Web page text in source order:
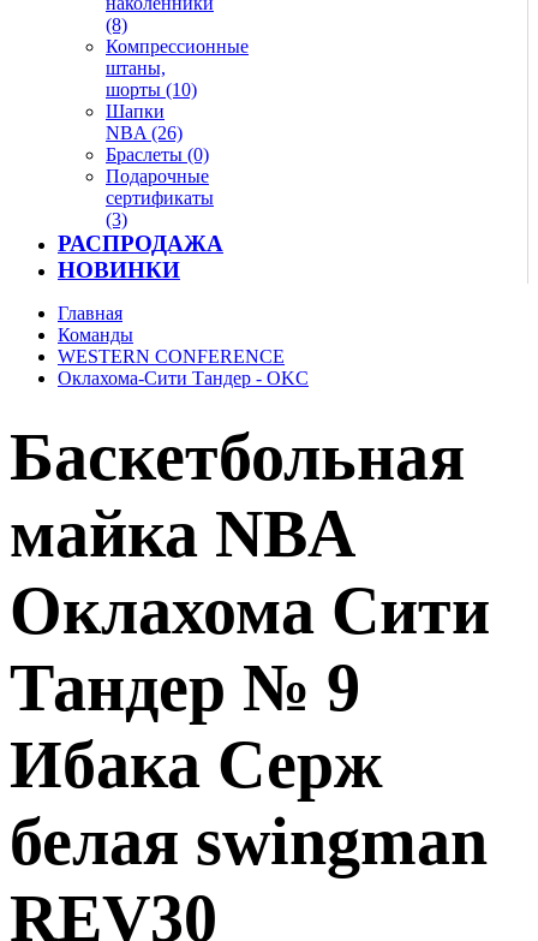
(8)
Компрессионные
штаны,
шорты (10)
Шапки
NBA (26)
Браслеты (0)
Подарочные
сертификаты
(3)
РАСПРОДАЖА
НОВИНКИ
Главная
Команды
WESTERN CONFERENCE
Оклахома-Сити Тандер - OKC
Баскетбольная
майка NBA
Оклахома Сити
Тандер № 9
Ибака Серж
белая swingman
REV30